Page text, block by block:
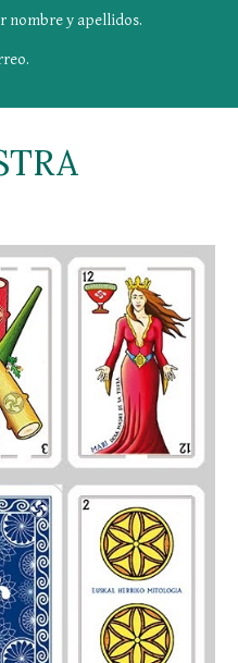
nombre y apellidos.